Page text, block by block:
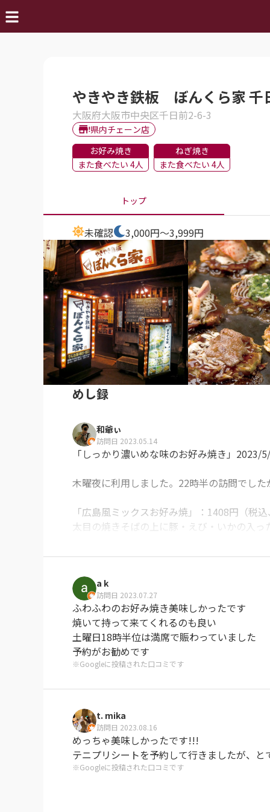
やきやき鉄板 ぼんくら家 千
大阪府大阪市中央区千日前2-6-3
県内チェーン店
お好み焼き
また食べたい 4人
ねぎ焼き
また食べたい 4人
トップ
未確認 3,000円～3,999円
めし録
和爺ぃ
訪問日 2023.05.14
「しっかり濃いめな味のお好み焼き」2023/
木曜夜に利用しました。22時半の訪問でし
「広島風ミックスお好み焼」：1408円（税
太目の焼きそばの上に豚・えび・いかの入
※Googleに投稿された口コミです
a k
訪問日 2023.07.27
ふわふわのお好み焼き美味しかったです
焼いて持って来てくれるのも良い
土曜日18時半位は満席で賑わっていました
予約がお勧めです
※Googleに投稿された口コミです
t. mika
訪問日 2023.08.16
めっちゃ美味しかったです!!!
テニプリシートを予約して行きましたが、
※Googleに投稿された口コミです